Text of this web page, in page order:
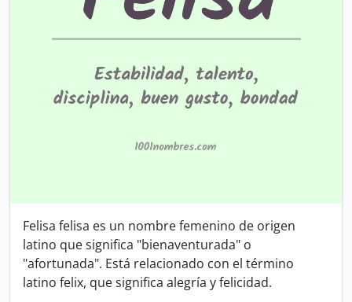
Felisa felisa es un nombre femenino de origen
latino que significa "bienaventurada" o
"afortunada". Está relacionado con el término
latino felix, que significa alegría y felicidad.